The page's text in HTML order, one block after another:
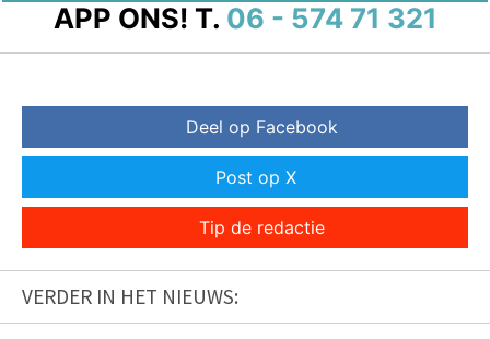
APP ONS! T. 06 - 574 71 321
Deel op Facebook
Post op X
Tip de redactie
VERDER IN HET NIEUWS: